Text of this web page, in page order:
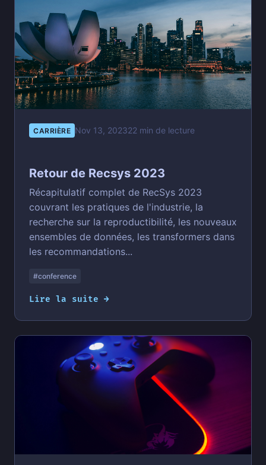
CARRIÈRE Nov 13, 202322 min de lecture
Retour de Recsys 2023
Récapitulatif complet de RecSys 2023
couvrant les pratiques de l'industrie, la
recherche sur la reproductibilité, les nouveaux
ensembles de données, les transformers dans
les recommandations...
#conference
Lire la suite →